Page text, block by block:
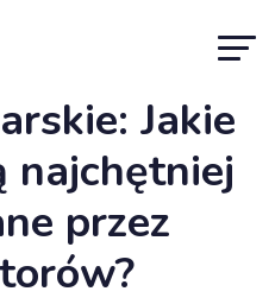
Jakie
najchętniej
przez